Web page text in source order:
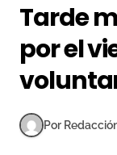
Tarde
por el
Por